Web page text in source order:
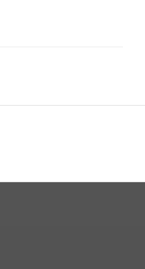
летию Центрального